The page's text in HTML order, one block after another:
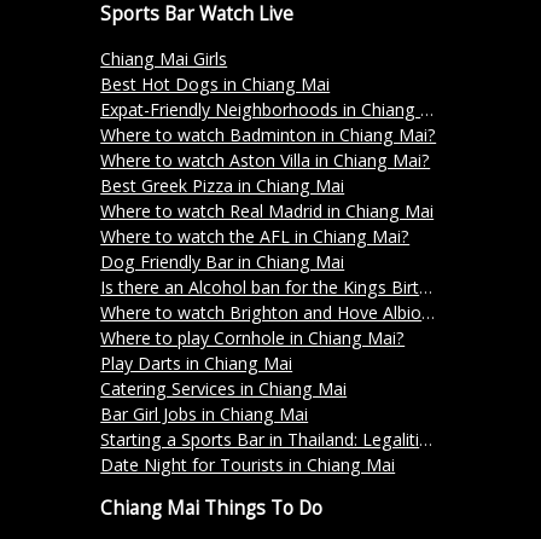
Sports Bar Watch Live
Chiang Mai Girls
Best Hot Dogs in Chiang Mai
Expat-Friendly Neighborhoods in Chiang Mai
Where to watch Badminton in Chiang Mai?
Where to watch Aston Villa in Chiang Mai?
Best Greek Pizza in Chiang Mai
Where to watch Real Madrid in Chiang Mai
Where to watch the AFL in Chiang Mai?
Dog Friendly Bar in Chiang Mai
Is there an Alcohol ban for the Kings Birthday on the 5th December 2023?
Where to watch Brighton and Hove Albion in Chiang Mai?
Where to play Cornhole in Chiang Mai?
Play Darts in Chiang Mai
Catering Services in Chiang Mai
Bar Girl Jobs in Chiang Mai
Starting a Sports Bar in Thailand: Legalities and Licensing
Date Night for Tourists in Chiang Mai
Chiang Mai Things To Do